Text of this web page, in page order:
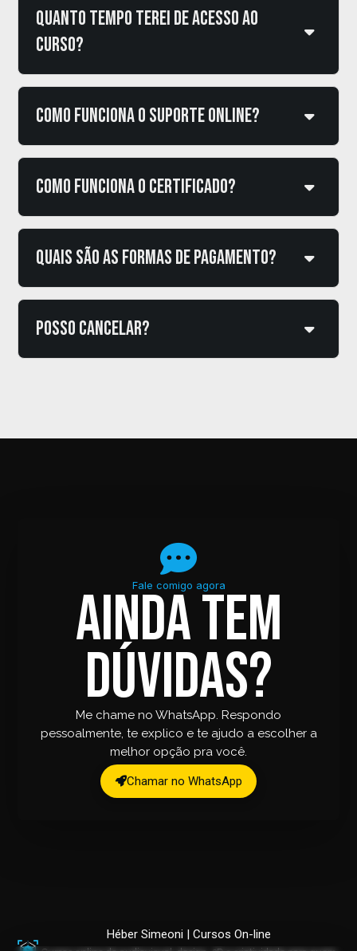
Quanto tempo terei de acesso ao
curso?
Como funciona o suporte online?
Como funciona o certificado?
Quais são as formas de pagamento?
Posso cancelar?
Fale comigo agora
Ainda tem
dúvidas?
Me chame no WhatsApp. Respondo
pessoalmente, te explico e te ajudo a escolher a
melhor opção pra você.
Chamar no WhatsApp
Héber Simeoni | Cursos On-line